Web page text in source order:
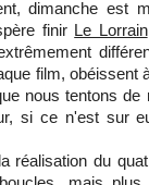
dimanche est
finir Le Lorrain
film, obéissent
nous tentons de
si ce n'est sur
réalisation du